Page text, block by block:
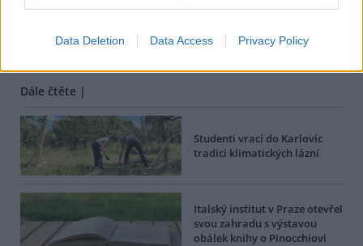
Data Deletion Data Access Privacy Policy
BEZK využívá agenturní zpravodajství ČTK, která si vyhrazuje
je výslovně zakázáno bez předchozího písemného souhlasu ze
Dále čtěte |
Studenti vrací do Karlovic
tradici klimatických lázní
Italský institut v Praze otevřel
svou zahradu s výstavou
obálek knihy o Pinocchiovi